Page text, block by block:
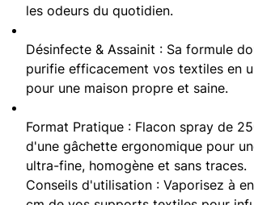
les odeurs du quotidien.
Désinfecte & Assainit : Sa formule
purifie efficacement vos textiles en
pour une maison propre et saine.
Format Pratique : Flacon spray de
d'une gâchette ergonomique pour
ultra-fine, homogène et sans traces.
Conseils d'utilisation : Vaporisez à